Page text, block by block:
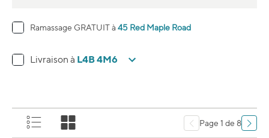
Ramassage GRATUIT à 45 Red Maple Road
Livraison à L4B 4M6
Page 1 de 8